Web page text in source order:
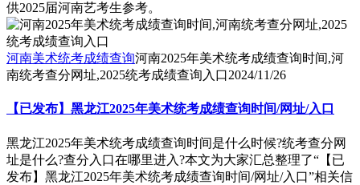
供2025届河南艺考生参考。
河南美术统考成绩查询河南2025年美术统考成绩查询时间,河
南统考查分网址,2025统考成绩查询入口2024/11/26
【已发布】黑龙江2025年美术统考成绩查询时间/网址/入口
黑龙江2025年美术统考成绩查询时间是什么时候?统考查分网
址是什么?查分入口在哪里进入?本文为大家汇总整理了“【已
发布】黑龙江2025年美术统考成绩查询时间/网址/入口”相关信